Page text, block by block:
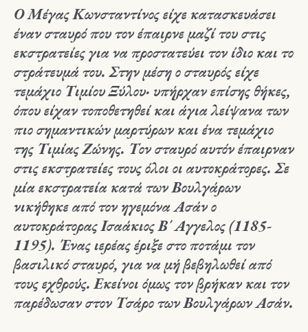
Ο Μέγας Κωνσταντίνος είχε κατασκευάσει
έναν σταυρό που τον έπαιρνε μαζί του στις
εκστρατείες για να προστατεύει τον ίδιο και το
στράτευμά του. Στην μέση ο σταυρός είχε
τεμάχιο Τιμίου Ξύλου· υπήρχαν επίσης θήκες,
όπου είχαν τοποθετηθεί και άγια λείψανα των
πιο σημαντικών μαρτύρων και ένα τεμάχιο
της Τιμίας Ζώνης. Τον σταυρό αυτόν έπαιρναν
στις εκστρατείες τους όλοι οι αυτοκράτορες. Σε
μία εκστρατεία κατά των Βουλγάρων
νικήθηκε από τον ηγεμόνα Ασάν ο
αυτοκράτορας Ισαάκιος Β΄ Αγγελος (1185-
1195). Ένας ιερέας έριξε στο ποτάμι τον
βασιλικό σταυρό, για να μή βεβηλωθεί από
τους εχθρούς. Εκείνοι όμως τον βρήκαν και τον
παρέδωσαν στον Τσάρο των Βουλγάρων Ασάν.